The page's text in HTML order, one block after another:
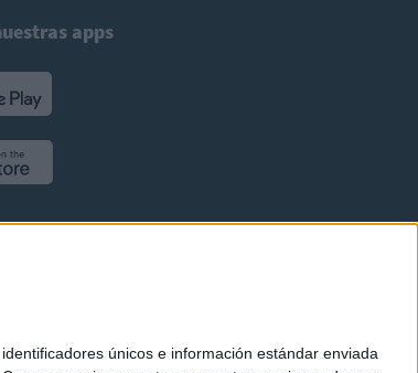
únicos e información estándar enviada
apps